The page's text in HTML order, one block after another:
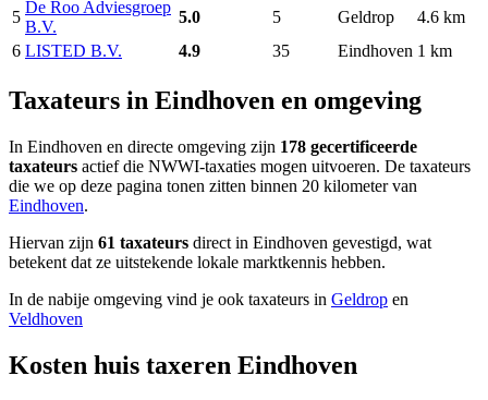
5
De Roo Adviesgroep
B.V.
5.0 5 Geldrop
4.6 km
6 LISTED B.V. 4.9 35 Eindhoven 1 km
Taxateurs in Eindhoven en omgeving
In Eindhoven en directe omgeving zijn 178 gecertificeerde
taxateurs actief die NWWI-taxaties mogen uitvoeren. De taxateurs
die we op deze pagina tonen zitten binnen 20 kilometer van
Eindhoven.
Hiervan zijn 61 taxateurs direct in Eindhoven gevestigd, wat
betekent dat ze uitstekende lokale marktkennis hebben.
In de nabije omgeving vind je ook taxateurs in Geldrop en
Veldhoven
Kosten huis taxeren Eindhoven